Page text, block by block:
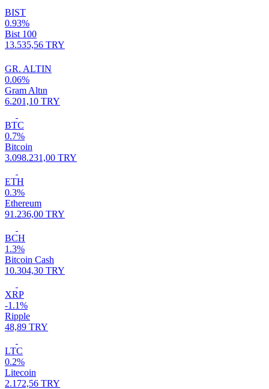
BIST
0.93%
Bist 100
13.535,56 TRY
GR. ALTIN
0.06%
Gram Altın
6.201,10 TRY
BTC
0.7%
Bitcoin
3.098.231,00 TRY
ETH
0.3%
Ethereum
91.236,00 TRY
BCH
1.3%
Bitcoin Cash
10.304,30 TRY
XRP
-1.1%
Ripple
48,89 TRY
LTC
0.2%
Litecoin
2.172,56 TRY